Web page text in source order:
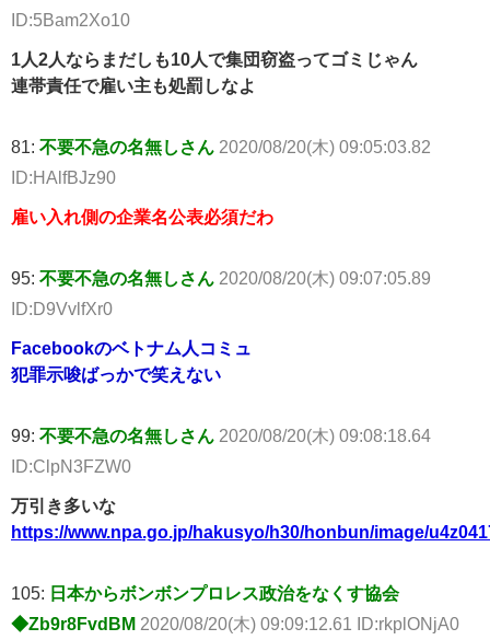
ID:5Bam2Xo10
1人2人ならまだしも10人で集団窃盗ってゴミじゃん
連帯責任で雇い主も処罰しなよ
81: 不要不急の名無しさん 2020/08/20(木) 09:05:03.82
ID:HAlfBJz90
雇い入れ側の企業名公表必須だわ
95: 不要不急の名無しさん 2020/08/20(木) 09:07:05.89
ID:D9VvlfXr0
Facebookのベトナム人コミュ
犯罪示唆ばっかで笑えない
99: 不要不急の名無しさん 2020/08/20(木) 09:08:18.64
ID:ClpN3FZW0
万引き多いな
https://www.npa.go.jp/hakusyo/h30/honbun/image/
105: 日本からボンボンプロレス政治をなくす協会
◆Zb9r8FvdBM 2020/08/20(木) 09:09:12.61 ID:rkplONjA0